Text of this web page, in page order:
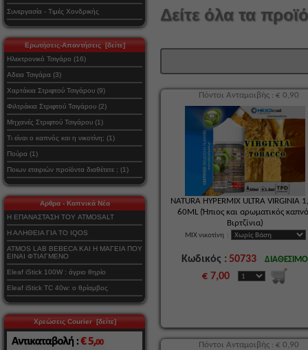
Συνεργασία - Τιμές Χονδρικής
Ερωτήσεις-Απαντήσεις [δείτε]
Ηλεκτρονικό Τσιγάρο (16)
Αδεια Τσιγάρα (3)
Χαρτάκια Στριφτού Τσιγάρου (9)
Φιλτράκια Στριφτού Τσιγάρου (2)
Μηχανές Στριφτού Τσιγάρου (1)
Τι είναι ο καπνός και η νικοτίνη; (1)
Πούρα (1)
Ποιων εταιριών προϊόντα διαθέτετε ; (1)
Αρθρα - Καπνικά Νέα
Η ΕΠΑΝΑΣΤΑΣΗ ΤΟΥ ATMOSALT
Η ΑΛΗΘΕΙΑ ΓΙΑ ΤΟ IQOS
ATMOS LAB BEBECA ΚΑΙ Η ΜΑΓΕΙΑ ΠΟΥ
ΕΙΝΑΙ ΦΤΙΑΓΜΕΝΟ
Eleaf iStick 100W : άγριο θηρίο
Eleaf iStick TC 40w: ο θρίαμβος
Χρεώσεις Courier [δείτε]
Δείτε όλα τα
NATURA HYPERMIX ULTRA VIRGINIA
60ML (Ήπιος και αρωματικός
Βιρτζίνια)
MIX νικοτίνη :
Κωδικός : 50733 ΔΙΑΘΕΣΙΜΟ
€ 7,00
Πόντοι Ανταμοιβής : € 0,90
Πόντοι Ανταμοιβής : € 0,90